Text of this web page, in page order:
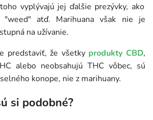
vyplývajú jej ďalšie prezývky, ako
"weed" atď. Marihuana však nie je
na užívanie.
predstaviť, že všetky produkty CBD,
alebo neobsahujú THC vôbec, sú
konope, nie z marihuany.
si podobné?